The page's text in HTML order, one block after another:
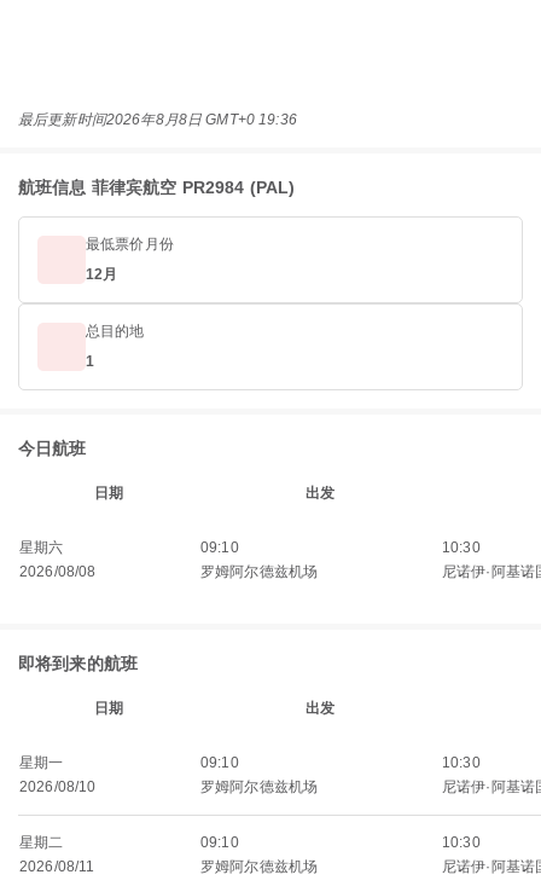
最后更新时间2026年8月8日 GMT+0 19:36
航班信息 菲律宾航空 PR2984 (PAL)
最低票价月份
12月
总目的地
1
今日航班
日期 出发
星期六
2026/08/08
09:10
罗姆阿尔德兹机场
10:30
尼诺伊·阿基诺
即将到来的航班
日期 出发
星期一
2026/08/10
09:10
罗姆阿尔德兹机场
10:30
尼诺伊·阿基诺
星期二
2026/08/11
09:10
罗姆阿尔德兹机场
10:30
尼诺伊·阿基诺